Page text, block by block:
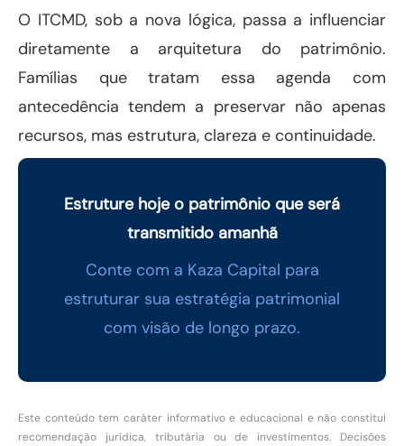
O ITCMD, sob a nova lógica, passa a influenciar
diretamente a arquitetura do patrimônio.
Famílias que tratam essa agenda com
antecedência tendem a preservar não apenas
recursos, mas estrutura, clareza e continuidade.
Estruture hoje o patrimônio que será
transmitido amanhã
Conte com a Kaza Capital para
estruturar sua estratégia patrimonial
com visão de longo prazo.
Este conteúdo tem caráter informativo e educacional e não constitui
recomendação jurídica, tributária ou de investimentos. Decisões